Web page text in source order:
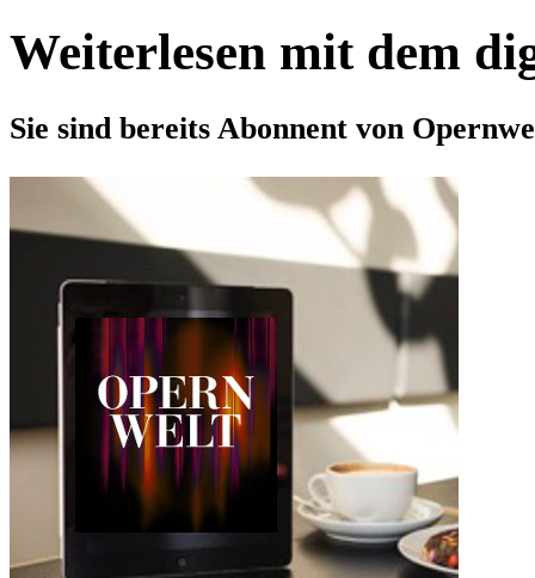
Weiterlesen mit dem
Sie sind bereits Abonnent von